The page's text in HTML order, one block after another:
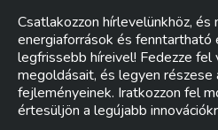
Csatlakozzon hírlevelünkhöz, és
energiaforrások és fenntartható
legfrissebb híreivel! Fedezze fel
megoldásait, és legyen
fejleményeinek. Iratkozzon fel
értesüljön a legújabb